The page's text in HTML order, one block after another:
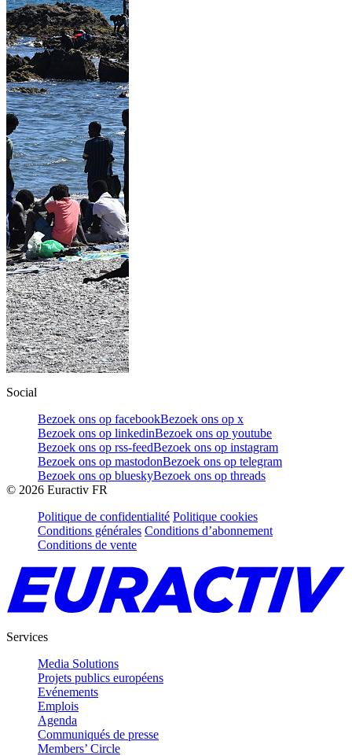
Social
Bezoek ons op facebookBezoek ons op x
Bezoek ons op linkedinBezoek ons op youtube
Bezoek ons op rss-feedBezoek ons op instagram
Bezoek ons op mastodonBezoek ons op telegram
Bezoek ons op blueskyBezoek ons op threads
© 2026 Euractiv FR
Politique de confidentialité Politique cookies
Conditions générales Conditions d’abonnement
Conditions de vente
Services
Media Solutions
Projets publics européens
Evénements
Emplois
Agenda
Communiqués de presse
Members’ Circle